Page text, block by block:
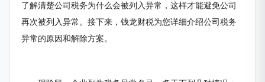
了解清楚公司税务为什么会被列入异常，这样才能避免公司
再次被列入异常。接下来，钱龙财税为您详细介绍公司税务
异常的原因和解除方案。